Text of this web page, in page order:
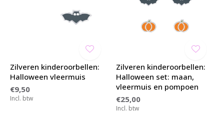
Zilveren kinderoorbellen:
Halloween vleermuis
€9,50
Incl. btw
Zilveren kinderoorbellen:
Halloween set: maan,
vleermuis en pompoen
€25,00
Incl. btw